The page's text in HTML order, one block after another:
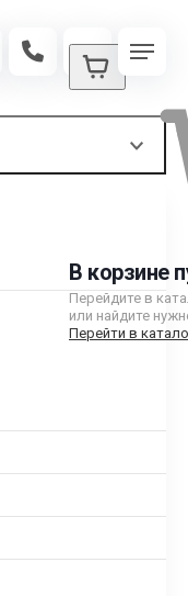
В корзине
Перейдите в
или найдите
Перейти в